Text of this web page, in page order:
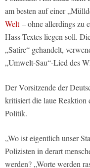
am besten auf einer
Welt – ohne allerdings zu
Hass-Textes liegen soll.
„Satire“ gehandelt,
„Umwelt-Sau“-Lied des
Der Vorsitzende der
kritisiert die laue Reaktion
Politik.
„Wo ist eigentlich unser
Polizisten in derart
werden? „Worte werden